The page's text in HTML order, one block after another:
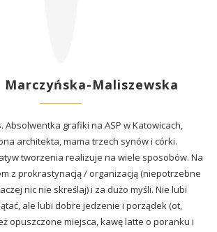
Marczyńska-Maliszewska
Absolwentka grafiki na ASP w Katowicach,
architekta, mama trzech synów i córki.
tworzenia realizuje na wiele sposobów. Na
z prokrastynacją / organizacją (niepotrzebne
nic nie skreślaj) i za dużo myśli. Nie lubi
ale lubi dobre jedzenie i porządek (ot,
opuszczone miejsca, kawę latte o poranku i